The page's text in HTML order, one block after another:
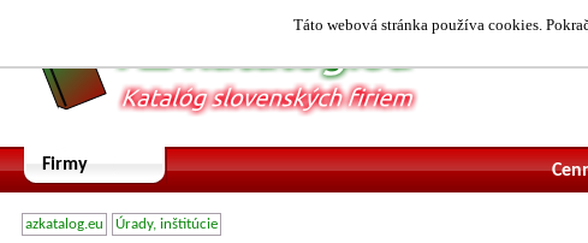
Táto webová stránka používa cookies.
Firmy
azkatalog.eu Úrady, inštitúcie